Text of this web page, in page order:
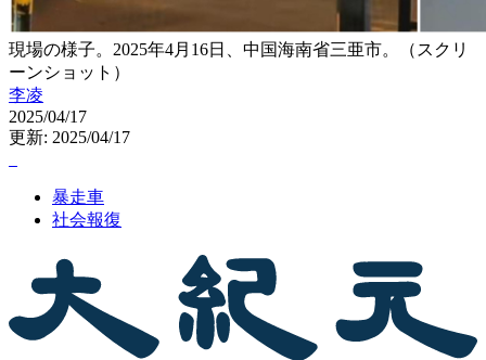
現場の様子。2025年4月16日、中国海南省三亜市。（スクリ
ーンショット）
李凌
2025/04/17
更新: 2025/04/17
暴走車
社会報復